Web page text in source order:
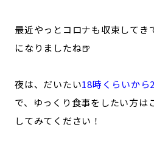
最近やっとコロナも収束してき
になりましたね🍺
夜は、だいたい18時くらいから
で、ゆっくり食事をしたい方は
してみてください！